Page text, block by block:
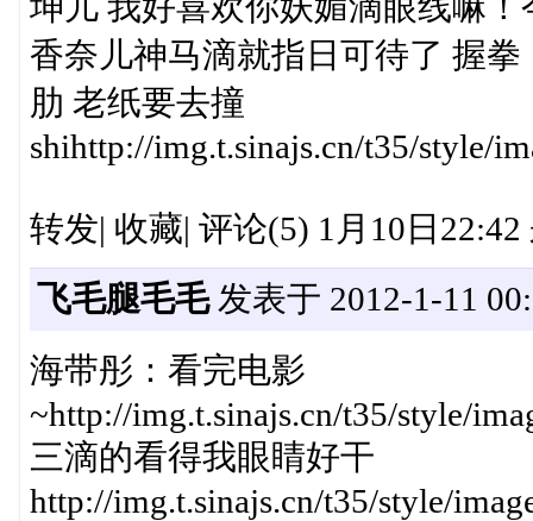
香奈儿神马滴就指日可待了 握
肋 老纸要去撞
shihttp://img.t.sinajs.cn/t35/style/
转发| 收藏| 评论(5) 1月10日
飞毛腿毛毛发表于 2012-1-11
海带彤：看完电影
~http://img.t.sinajs.cn/t35/style/
三滴的看得我眼睛好干
http://img.t.sinajs.cn/t35/style/